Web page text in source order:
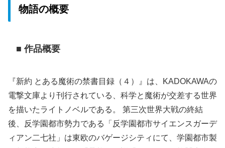
物語の概要
■ 作品概要
『新約 とある魔術の禁書目録（４）』は、KADOKAWAの
電撃文庫より刊行されている、科学と魔術が交差する世界
を描いたライトノベルである。 第三次世界大戦の終結
後、反学園都市勢力である「反学園都市サイエンスガーデ
ィアン二七社」は東欧のバゲージシティにて、学園都市製